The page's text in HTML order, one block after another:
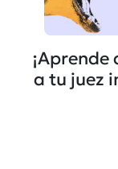
¡Aprende
a tu juez